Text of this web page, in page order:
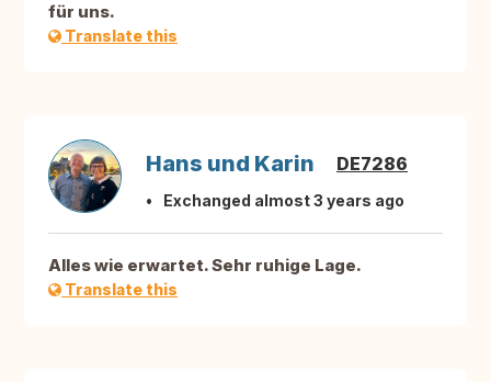
für uns.
Translate this
Hans und Karin DE7286
Exchanged almost 3 years ago
Alles wie erwartet. Sehr ruhige Lage.
Translate this